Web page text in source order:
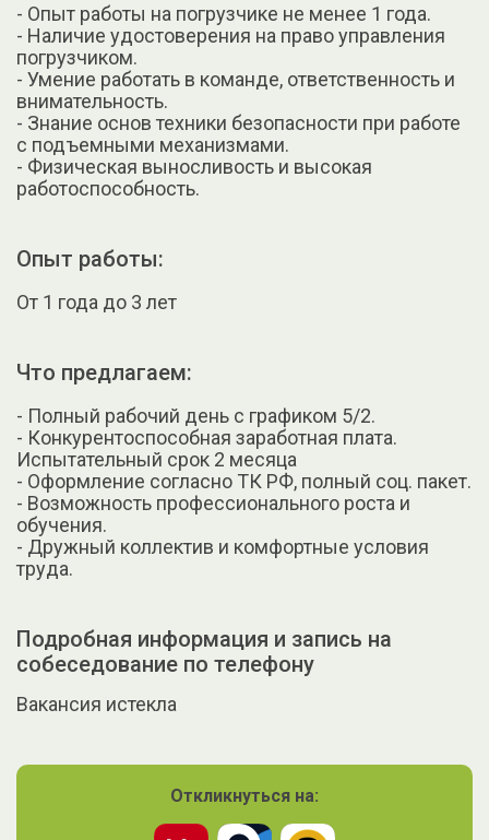
- Опыт работы на погрузчике не менее 1 года.
- Наличие удостоверения на право управления
погрузчиком.
- Умение работать в команде, ответственность и
внимательность.
- Знание основ техники безопасности при работе
с подъемными механизмами.
- Физическая выносливость и высокая
работоспособность.
Опыт работы:
От 1 года до 3 лет
Что предлагаем:
- Полный рабочий день с графиком 5/2.
- Конкурентоспособная заработная плата.
Испытательный срок 2 месяца
- Оформление согласно ТК РФ, полный соц. пакет.
- Возможность профессионального роста и
обучения.
- Дружный коллектив и комфортные условия
труда.
Подробная информация и запись на
собеседование по телефону
Вакансия истекла
Откликнуться на: